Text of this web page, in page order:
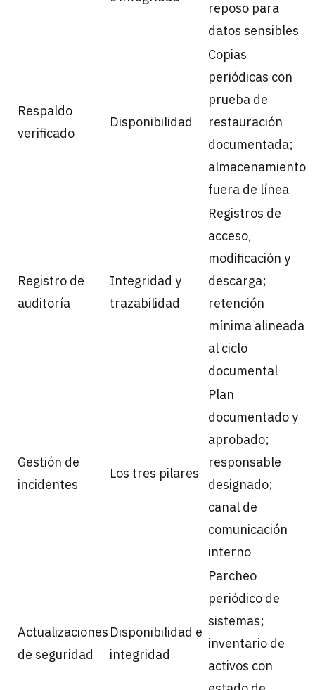
reposo para
datos sensibles
Respaldo
verificado
Disponibilidad
Copias
periódicas con
prueba de
restauración
documentada;
almacenamiento
fuera de línea
Registro de
auditoría
Integridad y
trazabilidad
Registros de
acceso,
modificación y
descarga;
retención
mínima alineada
al ciclo
documental
Gestión de
incidentes
Los tres pilares
Plan
documentado y
aprobado;
responsable
designado;
canal de
comunicación
interno
Actualizaciones
de seguridad
Disponibilidad e
integridad
Parcheo
periódico de
sistemas;
inventario de
activos con